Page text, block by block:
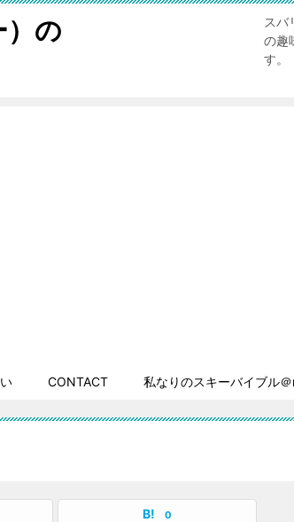
）の
スバ
の趣
す。
CONTACT 私なりのスキーバイブル
0